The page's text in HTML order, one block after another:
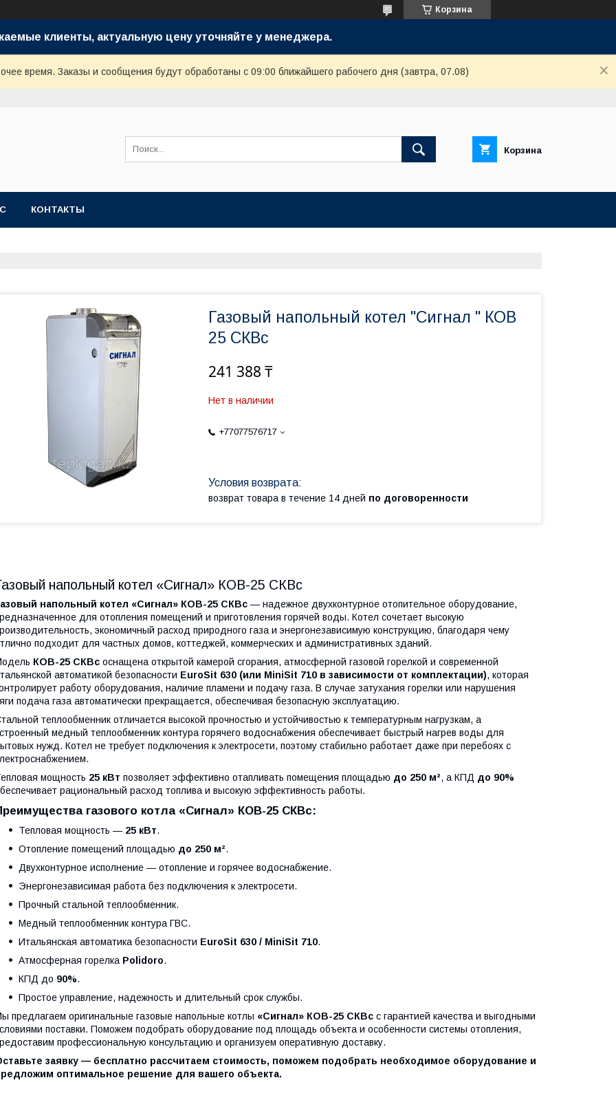
Корзина
клиенты, актуальную цену уточняйте у менеджера.
время. Заказы и сообщения будут обработаны с 09:00 ближайшего рабочего дня (завтра, 07.08)
Корзина
КОНТАКТЫ
Газовый напольный котел "Сигнал " КОВ
25 СКВс
241 388 ₸
Нет в наличии
+77077576717
возврат товара в течение 14 дней по договоренности
напольный котел «Сигнал» КОВ-25 СКВс
напольный котел «Сигнал» КОВ-25 СКВс — надежное двухконтурное отопительное оборудование,
для отопления помещений и приготовления горячей воды. Котел сочетает высокую
экономичный расход природного газа и энергонезависимую конструкцию, благодаря чему
подходит для частных домов, коттеджей, коммерческих и административных зданий.
КОВ-25 СКВс оснащена открытой камерой сгорания, атмосферной газовой горелкой и современной
автоматикой безопасности EuroSit 630 (или MiniSit 710 в зависимости от комплектации), которая
работу оборудования, наличие пламени и подачу газа. В случае затухания горелки или нарушения
подача газа автоматически прекращается, обеспечивая безопасную эксплуатацию.
теплообменник отличается высокой прочностью и устойчивостью к температурным нагрузкам, а
медный теплообменник контура горячего водоснабжения обеспечивает быстрый нагрев воды для
нужд. Котел не требует подключения к электросети, поэтому стабильно работает даже при перебоях с
мощность 25 кВт позволяет эффективно отапливать помещения площадью до 250 м², а КПД до 90%
рациональный расход топлива и высокую эффективность работы.
газового котла «Сигнал» КОВ-25 СКВс:
Тепловая мощность — 25 кВт.
Отопление помещений площадью до 250 м².
Двухконтурное исполнение — отопление и горячее водоснабжение.
Энергонезависимая работа без подключения к электросети.
Прочный стальной теплообменник.
Медный теплообменник контура ГВС.
Итальянская автоматика безопасности EuroSit 630 / MiniSit 710.
Атмосферная горелка Polidoro.
КПД до 90%.
Простое управление, надежность и длительный срок службы.
предлагаем оригинальные газовые напольные котлы «Сигнал» КОВ-25 СКВс с гарантией качества и выгодными
поставки. Поможем подобрать оборудование под площадь объекта и особенности системы отопления,
профессиональную консультацию и организуем оперативную доставку.
заявку — бесплатно рассчитаем стоимость, поможем подобрать необходимое оборудование и
оптимальное решение для вашего объекта.